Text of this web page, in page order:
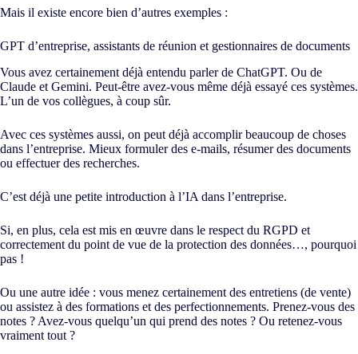
Mais il existe encore bien d’autres exemples :
GPT d’entreprise, assistants de réunion et gestionnaires de documents
Vous avez certainement déjà entendu parler de ChatGPT. Ou de
Claude et Gemini. Peut-être avez-vous même déjà essayé ces systèmes.
L’un de vos collègues, à coup sûr.
Avec ces systèmes aussi, on peut déjà accomplir beaucoup de choses
dans l’entreprise. Mieux formuler des e-mails, résumer des documents
ou effectuer des recherches.
C’est déjà une petite introduction à l’IA dans l’entreprise.
Si, en plus, cela est mis en œuvre dans le respect du RGPD et
correctement du point de vue de la protection des données…, pourquoi
pas !
Ou une autre idée : vous menez certainement des entretiens (de vente)
ou assistez à des formations et des perfectionnements. Prenez-vous des
notes ? Avez-vous quelqu’un qui prend des notes ? Ou retenez-vous
vraiment tout ?